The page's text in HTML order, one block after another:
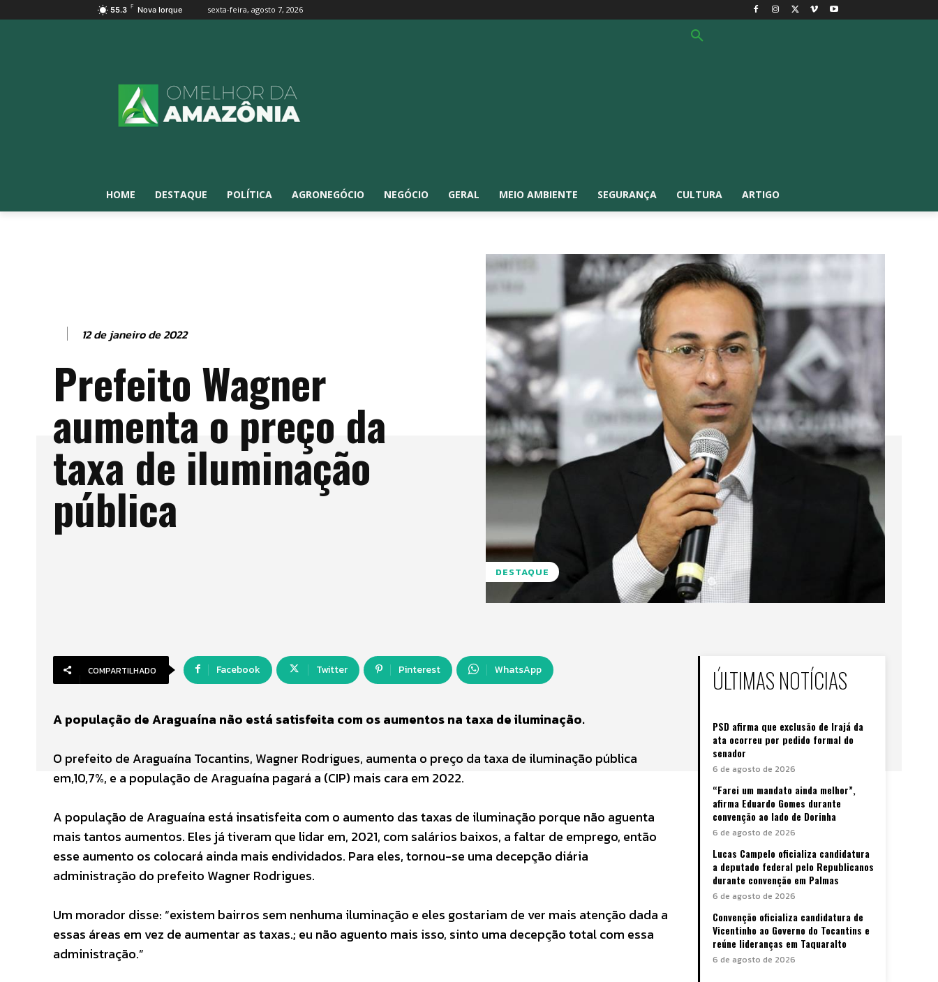
55.3 F Nova Iorque sexta-feira, agosto 7, 2026
HOME DESTAQUE POLÍTICA AGRONEGÓCIO NEGÓCIO GERAL MEIO AMBIENTE SEGURANÇA CULTURA ARTIGO
12 de janeiro de 2022
Prefeito Wagner
aumenta o preço da
taxa de iluminação
pública
DESTAQUE
COMPARTILHADO Facebook Twitter Pinterest WhatsApp
A população de Araguaína não está satisfeita com os aumentos na taxa de iluminação.
O prefeito de Araguaína Tocantins, Wagner Rodrigues, aumenta o preço da taxa de iluminação pública
em,10,7%, e a população de Araguaína pagará a (CIP) mais cara em 2022.
A população de Araguaína está insatisfeita com o aumento das taxas de iluminação porque não aguenta
mais tantos aumentos. Eles já tiveram que lidar em, 2021, com salários baixos, a faltar de emprego, então
esse aumento os colocará ainda mais endividados. Para eles, tornou-se uma decepção diária
administração do prefeito Wagner Rodrigues.
Um morador disse: “existem bairros sem nenhuma iluminação e eles gostariam de ver mais atenção dada a
essas áreas em vez de aumentar as taxas.; eu não aguento mais isso, sinto uma decepção total com essa
administração.”
ÚLTIMAS NOTÍCIAS
PSD afirma que exclusão de Irajá da
ata ocorreu por pedido formal do
senador
6 de agosto de 2026
“Farei um mandato ainda melhor”,
afirma Eduardo Gomes durante
convenção ao lado de Dorinha
6 de agosto de 2026
Lucas Campelo oficializa candidatura
a deputado federal pelo Republicanos
durante convenção em Palmas
6 de agosto de 2026
Convenção oficializa candidatura de
Vicentinho ao Governo do Tocantins e
reúne lideranças em Taquaralto
6 de agosto de 2026